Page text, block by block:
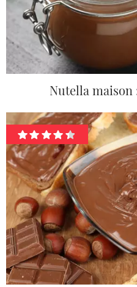
Nutella maison